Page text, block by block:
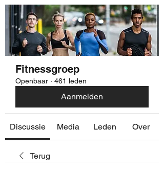
Fitnessgroep
Openbaar · 461 leden
Aanmelden
Discussie Media Leden Over
Terug